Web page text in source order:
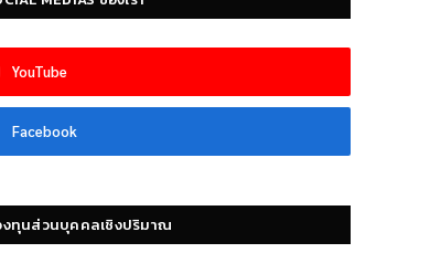
YouTube
Facebook
ทุนส่วนบุคคลเชิงปริมาณ